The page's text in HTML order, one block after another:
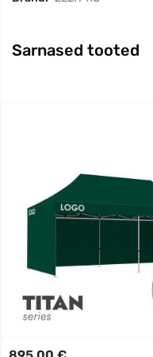
Sarnased tooted